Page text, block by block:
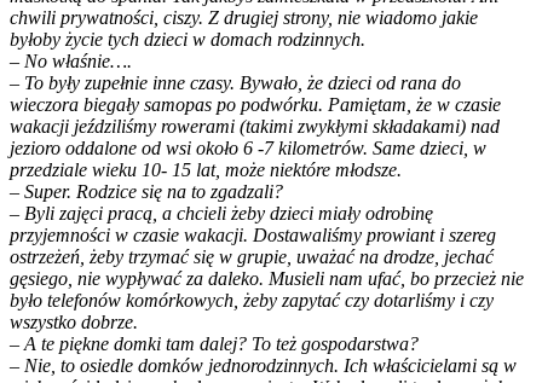
chwili prywatności, ciszy. Z drugiej strony, nie wiadomo jakie
byłoby życie tych dzieci w domach rodzinnych.
– No właśnie….
– To były zupełnie inne czasy. Bywało, że dzieci od rana do
wieczora biegały samopas po podwórku. Pamiętam, że w czasie
wakacji jeździliśmy rowerami (takimi zwykłymi składakami) nad
jezioro oddalone od wsi około 6 -7 kilometrów. Same dzieci, w
przedziale wieku 10- 15 lat, może niektóre młodsze.
– Super. Rodzice się na to zgadzali?
– Byli zajęci pracą, a chcieli żeby dzieci miały odrobinę
przyjemności w czasie wakacji. Dostawaliśmy prowiant i szereg
ostrzeżeń, żeby trzymać się w grupie, uważać na drodze, jechać
gęsiego, nie wypływać za daleko. Musieli nam ufać, bo przecież nie
było telefonów komórkowych, żeby zapytać czy dotarliśmy i czy
wszystko dobrze.
– A te piękne domki tam dalej? To też gospodarstwa?
– Nie, to osiedle domków jednorodzinnych. Ich właścicielami są w